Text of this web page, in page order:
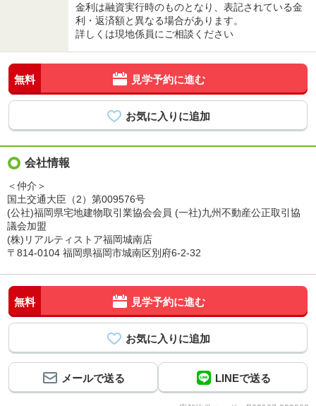
金利は融資実行時のものとなり、表記されている金
利・返済額と異なる場合があります。
詳しくは現地係員にご相談ください
無料 見学予約に進む
会社情報
＜仲介＞
国土交通大臣（2）第009576号
(公社)福岡県宅地建物取引業協会会員 (一社)九州不動産公正取引協
議会加盟
(株)リアルティストア福岡城南店
〒814-0104 福岡県福岡市城南区別府6-2-32
無料 見学予約に進む
メールで送る LINEで送る